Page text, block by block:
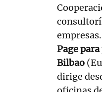
Page
Bilbao
dirige